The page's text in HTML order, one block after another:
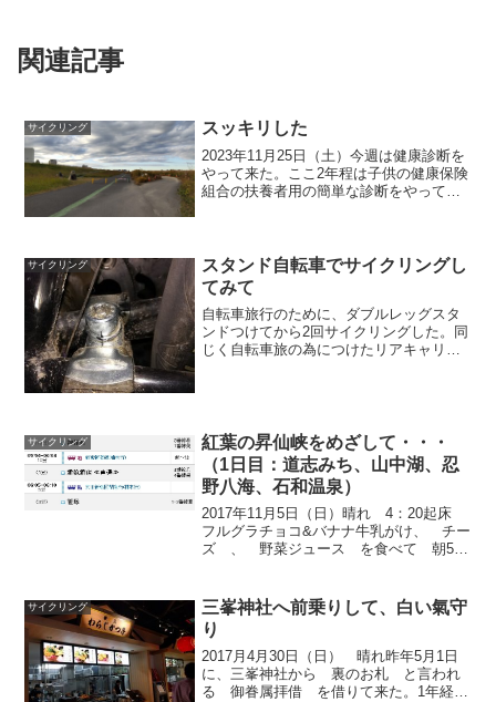
関連記事
サイクリング スッキリした
2023年11月25日（土）今週は健康診断を
やって来た。ここ2年程は子供の健康保険
組合の扶養者用の簡単な診断をやってい
でバリュウムは...
サイクリング
スタンド自転車でサイクリングし
てみて
自転車旅行のために、ダブルレッグスタ
ンドつけてから2回サイクリングした。同
じく自転車旅の為につけたリアキャリア
サイクリング
紅葉の昇仙峡をめざして・・・
（1日目：道志みち、山中湖、忍
野八海、石和温泉）
2017年11月5日（日）晴れ 4：20起床
フルグラチョコ&バナナ牛乳がけ、 チー
ズ 、 野菜ジュース を食べて 朝5：
ホームに行くと25℃あり、ジオライン長
袖イ...
サイクリング
三峯神社へ前乗りして、白い氣守
り
2017月4月30日（日） 晴れ昨年5月1日
に、三峯神社から 裏のお札 と言われ
る 御眷属拝借 を借りて来た。1年経つ